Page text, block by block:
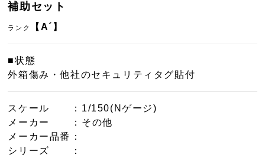
補助セット
ランク 【A´】
■状態
外箱傷み・他社のセキュリティタグ貼付
スケール
：1/150(Nゲージ)
メーカー
：その他
メーカー品番
：
シリーズ
：